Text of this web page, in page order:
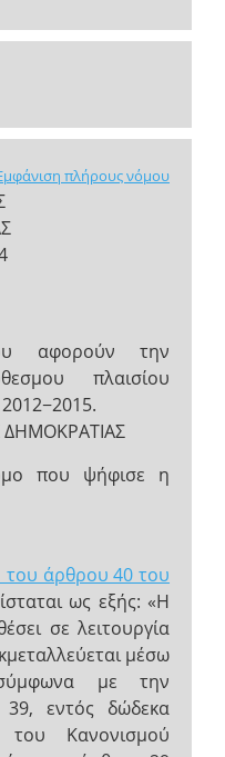
πλήρους νόμου
αφορούν την
πλαισίου
που ψήφισε η
του άρθρου 40 του
ως εξής: «Η
σε λειτουργία
μέσω
με την
εντός δώδεκα
Κανονισμού